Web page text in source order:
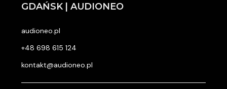
GDAŃSK | AUDIONEO
audioneo.pl
+48 698 615 124
kontakt@audioneo.pl